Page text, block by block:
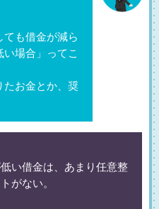
ても借金が減ら
場合」ってこ
たお金とか、奨
い借金は、あまり任意整
がない。